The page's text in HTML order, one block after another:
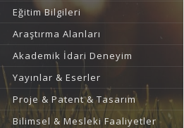
Eğitim Bilgileri
Araştırma Alanları
Akademik İdari Deneyim
Yayınlar & Eserler
Proje & Patent & Tasarım
Bilimsel & Mesleki Faaliyetler